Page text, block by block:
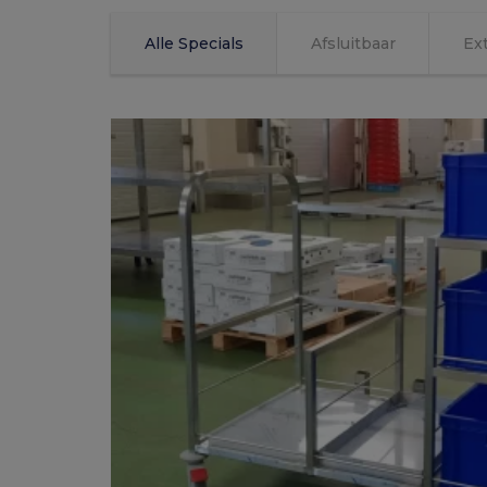
ELEKTROTREKKERS
STOELVERPLAATSER THE
MOOVE
RVS HOOG LAAG TAFELS
PROFESSIONELE
MEDICIJNKASTEN
DESINFECTIEZUIL DE VIAND
STELLINGEN EN OPSLAG
Alle Specials Afsluitbaar